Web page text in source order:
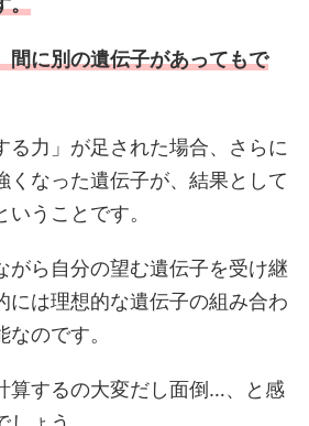
間に別の遺伝子があってもで
る力」が足された場合、さらに
くなった遺伝子が、結果として
うことです。
がら自分の望む遺伝子を受け継
には理想的な遺伝子の組み合わ
のです。
算するの大変だし面倒…、と感